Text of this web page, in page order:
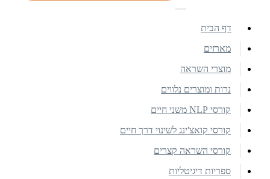
דף הבית
מארזים
מוצרי השראה
נרות ומוצרים נלווים
קורסי NLP משני חיים
קורסי קואצ'ינג לשינוי דרך חיים
קורסי השראה קצרים
ספריות דיגיטליות